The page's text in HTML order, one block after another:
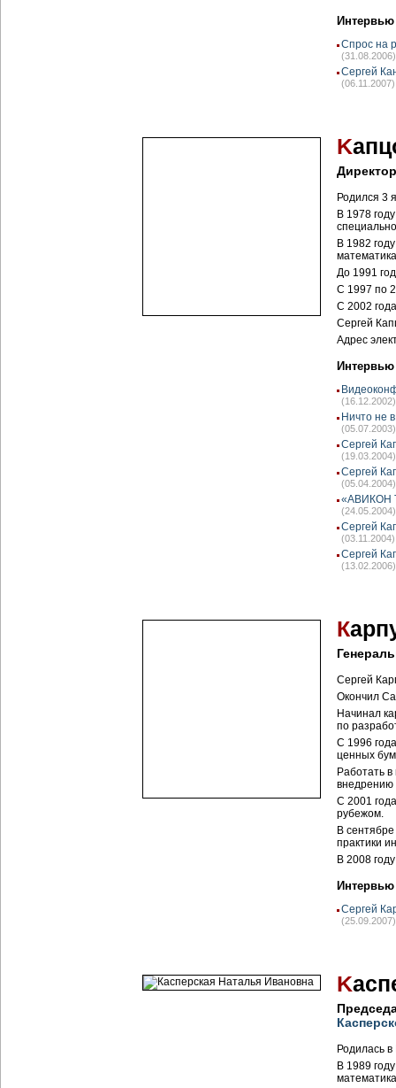
Интервью
Спрос на
(31.08.2006)
Сергей
(06.11.2007)
K
Родился 3
В 1978
В 1982
До 1991
С 1997 по
С 2002
Сергей
Адрес
Интервью
(16.12.2002)
Ничто не
(05.07.2003)
Сергей
(19.03.2004)
Сергей
(05.04.2004)
«АВИКОН
(24.05.2004)
Сергей
(03.11.2004)
Сергей
(13.02.2006)
К
Сергей
Окончил
Начинал
по
С 1996
ценных
Работать
внедрению
С 2001
рубежом.
В
практики
В 2008
Интервью
Сергей
(25.09.2007)
K
Родилась
В 1989